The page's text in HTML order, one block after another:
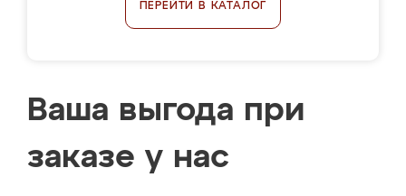
ПЕРЕЙТИ В КАТАЛОГ
Ваша выгода при
заказе у нас